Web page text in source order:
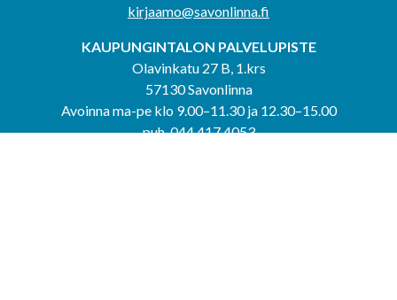
kirjaamo@savonlinna.fi
KAUPUNGINTALON PALVELUPISTE
Olavinkatu 27 B, 1.krs
57130 Savonlinna
Avoinna ma-pe klo 9.00–11.30 ja 12.30–15.00
puh. 044 417 4053